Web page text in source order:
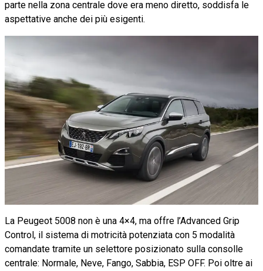
parte nella zona centrale dove era meno diretto, soddisfa le
aspettative anche dei più esigenti.
La Peugeot 5008 non è una 4×4, ma offre l’Advanced Grip
Control, il sistema di motricità potenziata con 5 modalità
comandate tramite un selettore posizionato sulla consolle
centrale: Normale, Neve, Fango, Sabbia, ESP OFF. Poi oltre ai